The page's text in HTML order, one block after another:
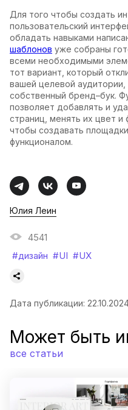
Для того чтобы создать
пользовательский
обладать навыками
шаблонов уже собраны
всеми необходимыми
тот вариант, который
вашей целевой аудитории,
собственный бренд–бук.
позволяет добавлять и
страниц, менять их цвет и
чтобы создавать
функционалом.
Юлия Леин
4541
#дизайн #UI #UX
Дата публикации:
Может быть
все статьи